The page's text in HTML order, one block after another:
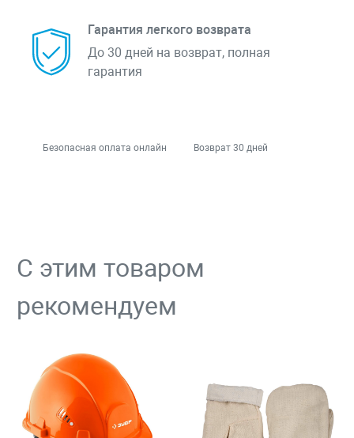
Гарантия легкого возврата
До 30 дней на возврат, полная
гарантия
Безопасная оплата онлайн Возврат 30 дней
С этим товаром
рекомендуем